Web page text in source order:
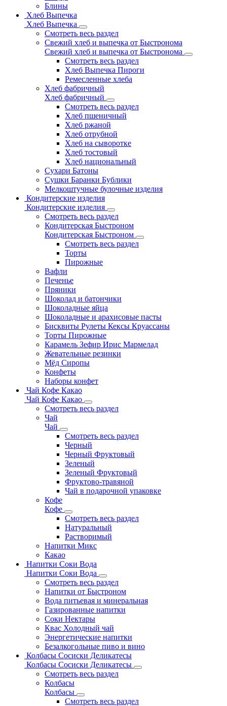
Блины
Хлеб Выпечка
Хлеб Выпечка
Смотреть весь раздел
Свежий хлеб и выпечка от Быстронома
Свежий хлеб и выпечка от Быстронома
Смотреть весь раздел
Хлеб Выпечка Пироги
Ремесленные хлеба
Хлеб фабричный
Хлеб фабричный
Смотреть весь раздел
Хлеб пшеничный
Хлеб ржаной
Хлеб отрубной
Хлеб на сыворотке
Хлеб тостовый
Хлеб национальный
Сухари Батоны
Сушки Баранки Бублики
Мелкоштучные булочные изделия
Кондитерские изделия
Кондитерские изделия
Смотреть весь раздел
Кондитерская Быстроном
Кондитерская Быстроном
Смотреть весь раздел
Торты
Пирожные
Вафли
Печенье
Пряники
Шоколад и батончики
Шоколадные яйца
Шоколадные и арахисовые пасты
Бисквиты Рулеты Кексы Круассаны
Торты Пирожные
Карамель Зефир Ирис Мармелад
Жевательные резинки
Мёд Сиропы
Конфеты
Наборы конфет
Чай Кофе Какао
Чай Кофе Какао
Смотреть весь раздел
Чай
Чай
Смотреть весь раздел
Черный
Черный Фруктовый
Зеленый
Зеленый Фруктовый
Фруктово-травяной
Чай в подарочной упаковке
Кофе
Кофе
Смотреть весь раздел
Натуральный
Растворимый
Напитки Микс
Какао
Напитки Соки Вода
Напитки Соки Вода
Смотреть весь раздел
Напитки от Быстроном
Вода питьевая и минеральная
Газированные напитки
Соки Нектары
Квас Холодный чай
Энергетические напитки
Безалкогольные пиво и вино
Колбасы Сосиски Деликатесы
Колбасы Сосиски Деликатесы
Смотреть весь раздел
Колбасы
Колбасы
Смотреть весь раздел